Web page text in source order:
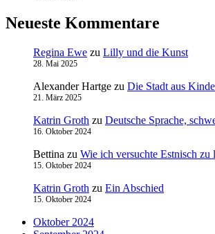
Neueste Kommentare
Regina Ewe zu Lilly und die Kunst
28. Mai 2025
Alexander Hartge zu Die Stadt aus
21. März 2025
Katrin Groth zu Deutsche Sprache,
16. Oktober 2024
Bettina zu Wie ich versuchte Estnisch zu
15. Oktober 2024
Katrin Groth zu Ein Abschied
15. Oktober 2024
Oktober 2024